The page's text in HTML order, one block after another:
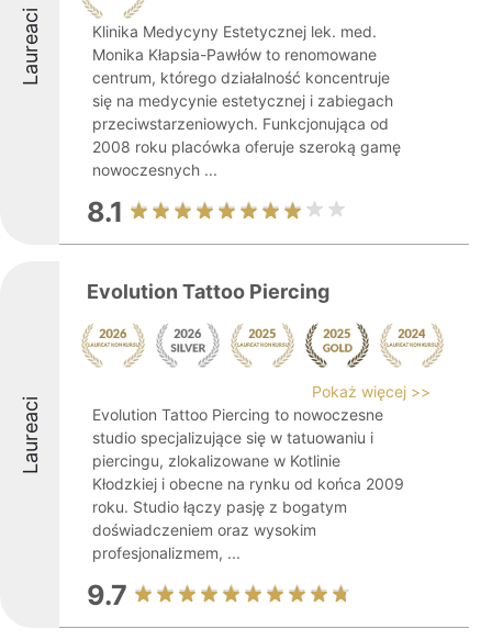
Laureaci
Klinika Medycyny Estetycznej lek. med.
Monika Kłapsia-Pawłów to renomowane
centrum, którego działalność koncentruje
się na medycynie estetycznej i zabiegach
przeciwstarzeniowych. Funkcjonująca od
2008 roku placówka oferuje szeroką gamę
nowoczesnych ...
8.1
Laureaci
Evolution Tattoo Piercing
Pokaż więcej >>
Evolution Tattoo Piercing to nowoczesne
studio specjalizujące się w tatuowaniu i
piercingu, zlokalizowane w Kotlinie
Kłodzkiej i obecne na rynku od końca 2009
roku. Studio łączy pasję z bogatym
doświadczeniem oraz wysokim
profesjonalizmem, ...
9.7